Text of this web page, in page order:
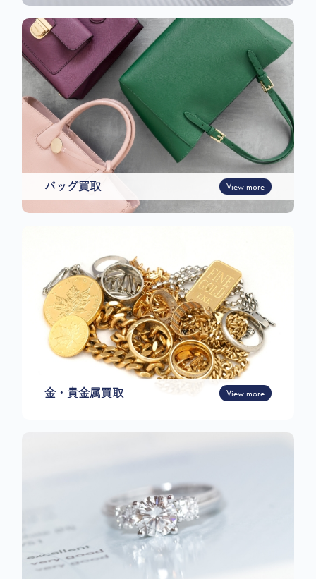
バッグ買取 View more
金・貴金属買取 View more